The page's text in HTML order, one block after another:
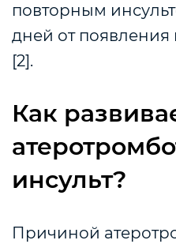
повторным
дней от
[2].
Как
инсульт?
Причиной